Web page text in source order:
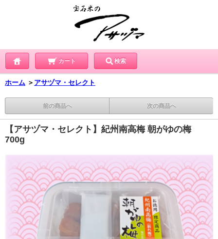
カート 検索
ホーム ＞ アサヅマ・セレクト
前の商品へ 次の商品へ
【アサヅマ・セレクト】紀州南高梅 朝がゆの梅
700g